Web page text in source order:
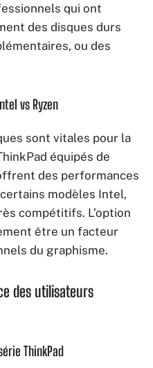
qui ont
des disques durs
ou des
vs Ryzen
sont vitales pour la
équipés de
des performances
modèles Intel,
compétitifs. L’option
être un facteur
du graphisme.
des utilisateurs
ThinkPad